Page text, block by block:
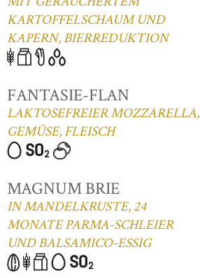
KARTOFFELSCHAUM UND
KAPERN, BIERREDUKTION
FANTASIE-FLAN
LAKTOSEFREIER MOZZARELLA,
GEMÜSE, FLEISCH
MAGNUM BRIE
IN MANDELKRUSTE, 24
MONATE PARMA-SCHLEIER
UND BALSAMICO-ESSIG